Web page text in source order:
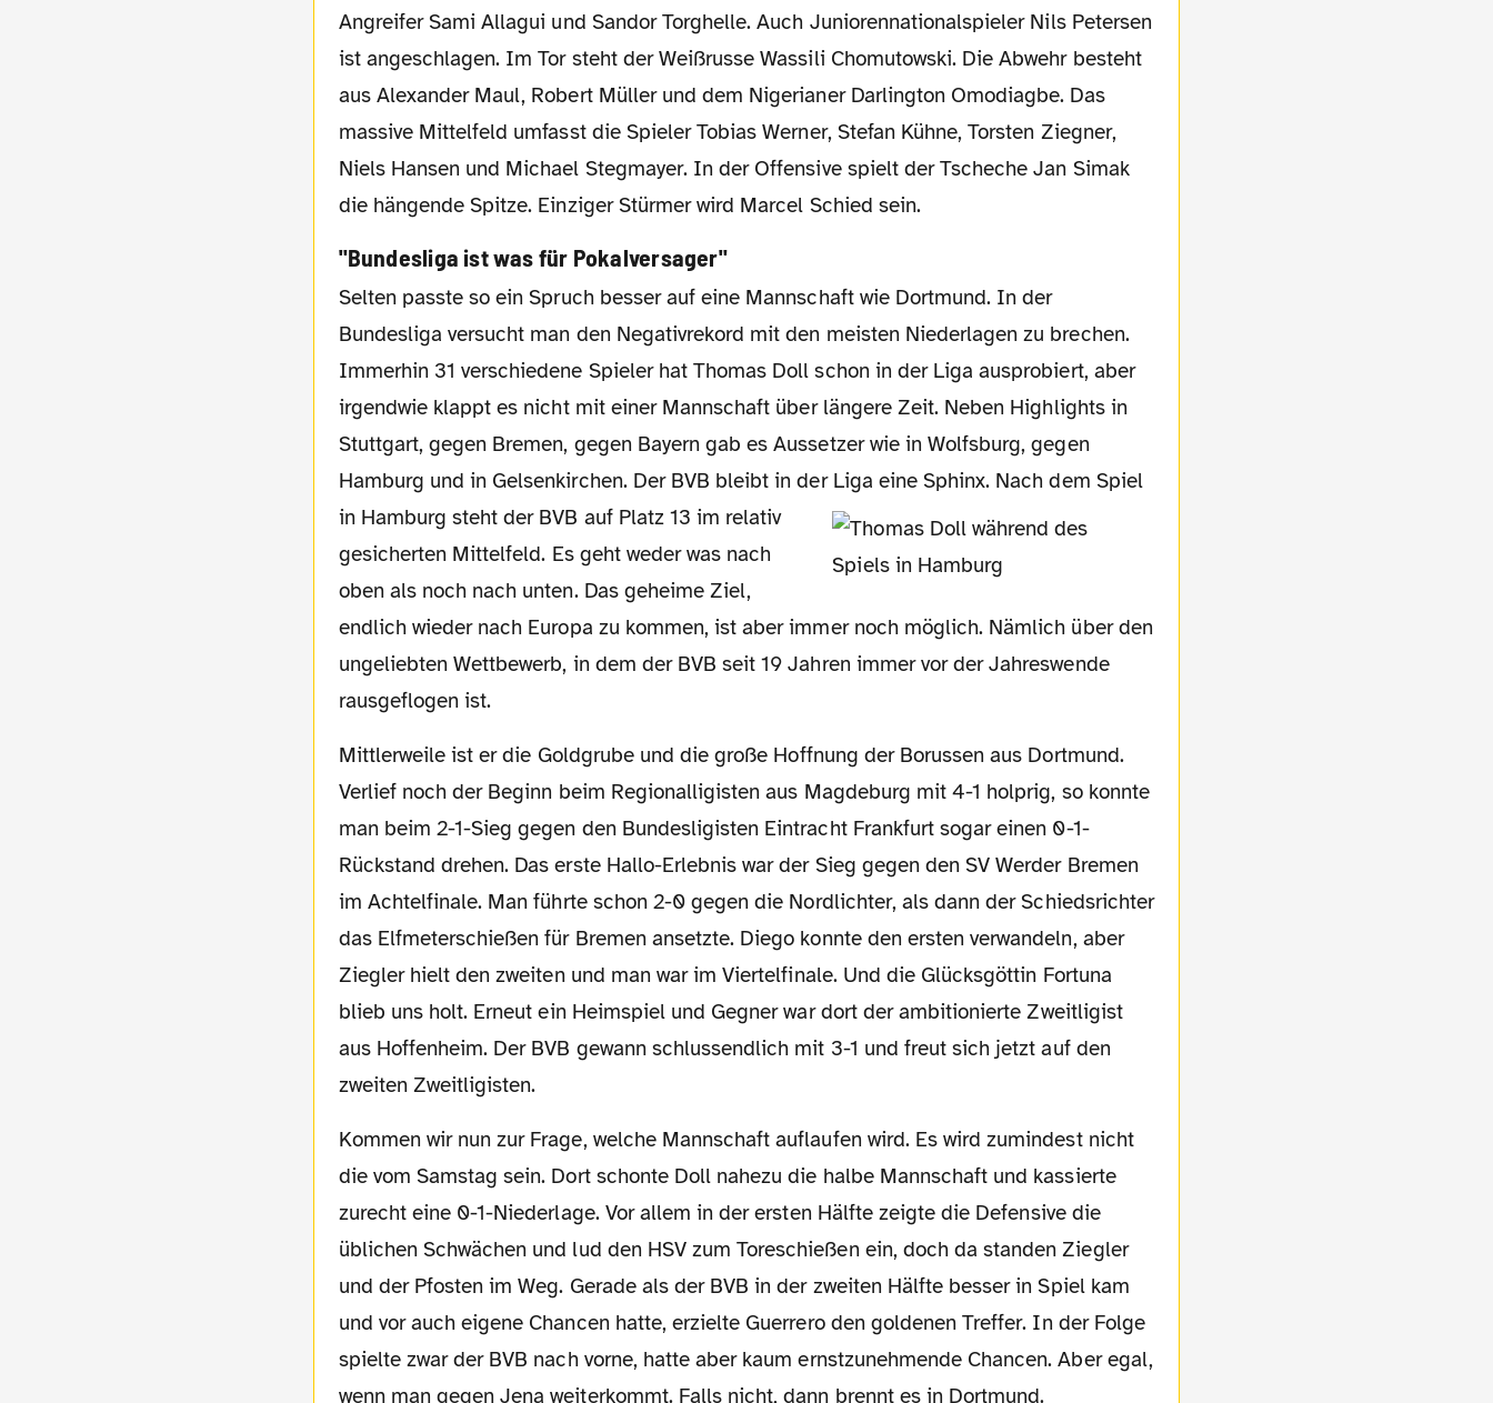
Angreifer Sami Allagui und Sandor Torghelle. Auch Juniorennationalspieler Nils Petersen
ist angeschlagen. Im Tor steht der Weißrusse Wassili Chomutowski. Die Abwehr besteht
aus Alexander Maul, Robert Müller und dem Nigerianer Darlington Omodiagbe. Das
massive Mittelfeld umfasst die Spieler Tobias Werner, Stefan Kühne, Torsten Ziegner,
Niels Hansen und Michael Stegmayer. In der Offensive spielt der Tscheche Jan Simak
die hängende Spitze. Einziger Stürmer wird Marcel Schied sein.
"Bundesliga ist was für Pokalversager"
Selten passte so ein Spruch besser auf eine Mannschaft wie Dortmund. In der
Bundesliga versucht man den Negativrekord mit den meisten Niederlagen zu brechen.
Immerhin 31 verschiedene Spieler hat Thomas Doll schon in der Liga ausprobiert, aber
irgendwie klappt es nicht mit einer Mannschaft über längere Zeit. Neben Highlights in
Stuttgart, gegen Bremen, gegen Bayern gab es Aussetzer wie in Wolfsburg, gegen
Hamburg und in Gelsenkirchen. Der BVB bleibt in der Liga eine Sphinx. Nach dem Spiel
in Hamburg steht der BVB auf Platz 13 im relativ
gesicherten Mittelfeld. Es geht weder was nach
oben als noch nach unten. Das geheime Ziel,
endlich wieder nach Europa zu kommen, ist aber immer noch möglich. Nämlich über den
ungeliebten Wettbewerb, in dem der BVB seit 19 Jahren immer vor der Jahreswende
rausgeflogen ist.
Mittlerweile ist er die Goldgrube und die große Hoffnung der Borussen aus Dortmund.
Verlief noch der Beginn beim Regionalligisten aus Magdeburg mit 4-1 holprig, so konnte
man beim 2-1-Sieg gegen den Bundesligisten Eintracht Frankfurt sogar einen 0-1-
Rückstand drehen. Das erste Hallo-Erlebnis war der Sieg gegen den SV Werder Bremen
im Achtelfinale. Man führte schon 2-0 gegen die Nordlichter, als dann der Schiedsrichter
das Elfmeterschießen für Bremen ansetzte. Diego konnte den ersten verwandeln, aber
Ziegler hielt den zweiten und man war im Viertelfinale. Und die Glücksgöttin Fortuna
blieb uns holt. Erneut ein Heimspiel und Gegner war dort der ambitionierte Zweitligist
aus Hoffenheim. Der BVB gewann schlussendlich mit 3-1 und freut sich jetzt auf den
zweiten Zweitligisten.
Kommen wir nun zur Frage, welche Mannschaft auflaufen wird. Es wird zumindest nicht
die vom Samstag sein. Dort schonte Doll nahezu die halbe Mannschaft und kassierte
zurecht eine 0-1-Niederlage. Vor allem in der ersten Hälfte zeigte die Defensive die
üblichen Schwächen und lud den HSV zum Toreschießen ein, doch da standen Ziegler
und der Pfosten im Weg. Gerade als der BVB in der zweiten Hälfte besser in Spiel kam
und vor auch eigene Chancen hatte, erzielte Guerrero den goldenen Treffer. In der Folge
spielte zwar der BVB nach vorne, hatte aber kaum ernstzunehmende Chancen. Aber egal,
wenn man gegen Jena weiterkommt. Falls nicht, dann brennt es in Dortmund.